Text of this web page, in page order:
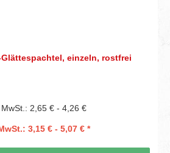
einzeln, rostfrei
2,65 € - 4,26 €
3,15 € - 5,07 € *